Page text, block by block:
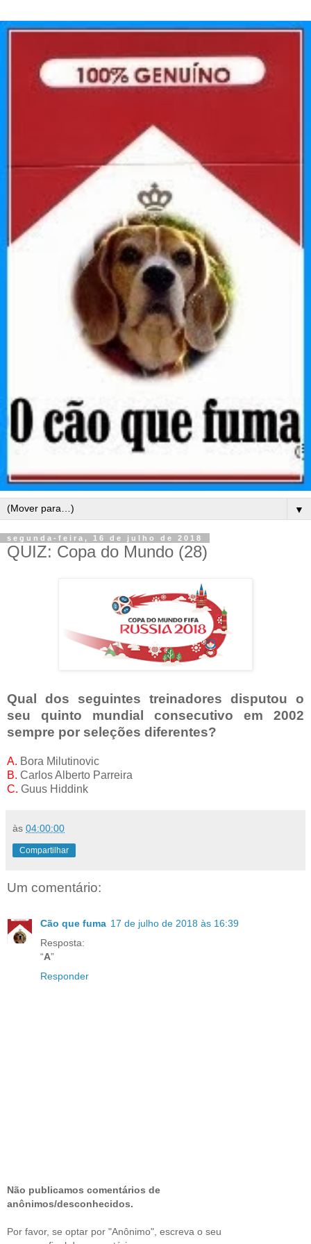
▼
segunda-feira, 16 de julho de 2018
QUIZ: Copa do Mundo (28)
Qual dos seguintes treinadores disputou o
seu quinto mundial consecutivo em 2002
sempre por seleções diferentes?
A. Bora Milutinovic
B. Carlos Alberto Parreira
C. Guus Hiddink
às 04:00:00
Compartilhar
Um comentário:
Cão que fuma 17 de julho de 2018 às 16:39
Resposta:
“A”
Responder
Não publicamos comentários de
anônimos/desconhecidos.
Por favor, se optar por "Anônimo", escreva o seu